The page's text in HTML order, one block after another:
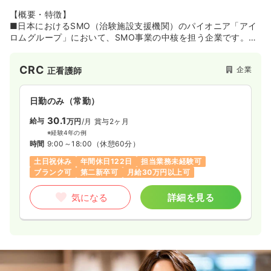
日祝休み
気になる 詳細を見る
【概要・特徴】
■日本におけるSMO（治験施設支援機関）のパイオニア「アイ
ロムグループ」において、SMO事業の中核を担う企業です。同
医療事業」「メディカルサポート事業」も展開しています。
■同グループのSMO事業には、同社のほか「（株）アイロム
EC」「（株）アイロムCS」「（株）アイロムNA」などが属し
ており、従業員数や売上高は業界トップクラス。提携医療機関
の実績は2,245施設にのぼります（2020年3月時点）。
に拠点を有し、全国各地の案件を受託。生活習慣病、がん、高
齢者疾患などの領域に強みをもっています。
【職場環境】
■20代～30代の若いスタッフも多く、活気のある職場です。新
しいアイデアをどんどん受け入れ、変革していく風土がありま
■CRC（治験コーディネーター）は、主に自宅から1時間以内の
エリアにある施設を担当しています。また、同社の案件は生活
CRC 正看護師 企業
日勤のみ（常勤）
給与 30.1万円 /月 賞与2ヶ月
※経験4年の例
時間 9:00～18:00 （休憩60分）
土日祝休み
年間休日122日
担当業務未経験可
ブランク可
第二新卒可 月給30万円以上可
気になる 詳細を見る